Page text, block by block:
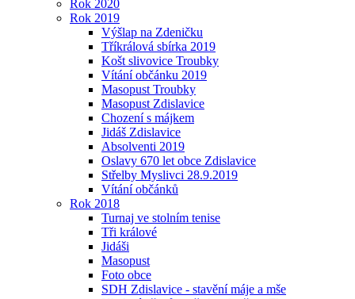
Rok 2020
Rok 2019
Výšlap na Zdeničku
Tříkrálová sbírka 2019
Košt slivovice Troubky
Vítání občánku 2019
Masopust Troubky
Masopust Zdislavice
Chození s májkem
Jidáš Zdislavice
Absolventi 2019
Oslavy 670 let obce Zdislavice
Střelby Myslivci 28.9.2019
Vítání občánků
Rok 2018
Turnaj ve stolním tenise
Tři králové
Jidáši
Masopust
Foto obce
SDH Zdislavice - stavění máje a mše